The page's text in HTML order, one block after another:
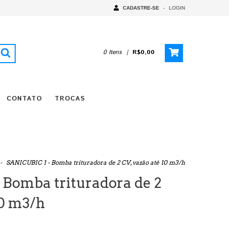
CADASTRE-SE - LOGIN
0 Itens | R$0,00
CONTATO
TROCAS
- SANICUBIC 1 - Bomba trituradora de 2 CV, vazão até 10 m3/h
Bomba trituradora de 2
m3/h